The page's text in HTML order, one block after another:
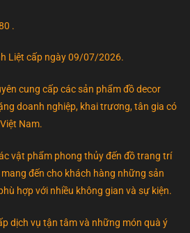
.
Liệt cấp ngày 09/07/2026.
cung cấp các sản phẩm đồ decor
doanh nghiệp, khai trương, tân gia có
Nam.
vật phẩm phong thủy đến đồ trang trí
mang đến cho khách hàng những sản
hợp với nhiều không gian và sự kiện.
dịch vụ tận tâm và những món quà ý